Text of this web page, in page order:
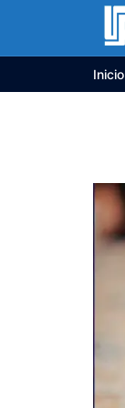
contenido
Inicio